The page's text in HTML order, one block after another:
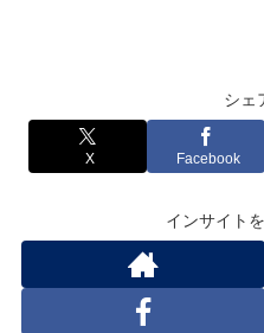
シェ
X Facebook
インサイト